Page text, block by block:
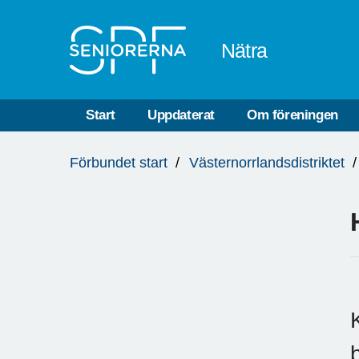
Nätra
Start Uppdaterat Om föreningen
är
Förbundet start Västernorrlandsdistriktet